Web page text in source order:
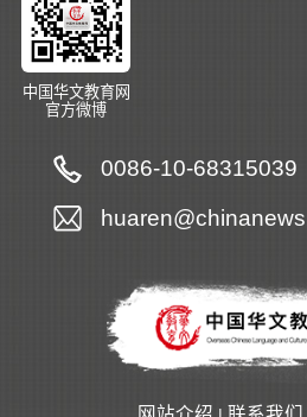
中国华文教育网
官方微博
0086-10-68315039